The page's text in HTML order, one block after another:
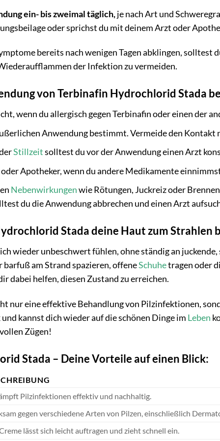
ein- bis zweimal täglich,je nach Art und
oder sprichst du mit deinem Arzt oder
bereits nach wenigen Tagen abklingen, solltest
der Infektion zu vermeiden.
von Terbinafin Hydrochlorid Stada
wenn du allergisch gegen Terbinafin oder einen der
Anwendung bestimmt. Vermeide den Kontakt
Stillzeitsolltest du vor der Anwendung einen Arzt
Apotheker, wenn du andere Medikamente
Nebenwirkungenwie Rötungen, Juckreiz oder
du die Anwendung abbrechen und einen Arzt
Stada deine Haut zum Strahlen
wieder unbeschwert fühlen, ohne ständig an
am Strand spazieren, offeneSchuhetragen oder
dabei helfen, diesen Zustand zu erreichen.
nur eine effektive Behandlung von Pilzinfektionen,
kannst dich wieder auf die schönen Dinge im Leben
Zügen!
Stada – Deine Vorteile auf einen Blick:
Pilzinfektionen effektiv und nachhaltig.
gegen verschiedene Arten von Pilzen, einschließlich
lässt sich leicht auftragen und zieht schnell ein.